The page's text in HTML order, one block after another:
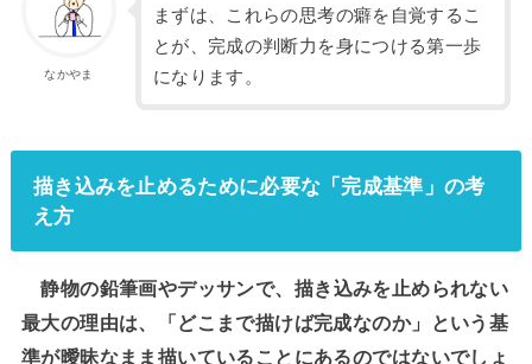
なかやま
まずは、これらの思考の癖を自覚するこ
とが、完成の判断力を身につける第一歩
になります。
描き込みを止めるために必要な「完成基準」の考
え方
静物の鉛筆画やデッサンで、描き込みを止められない
最大の理由は、「どこまで描けば完成なのか」という基
準が曖昧なまま描いていることにあるのではないでしょ